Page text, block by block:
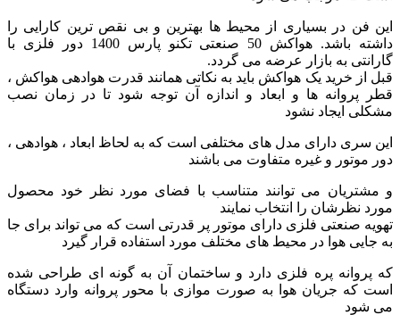
این فن در بسیاری از محیط ها بهترین و بی نقص ترین کارایی را
داشته باشد. هواکش 50 صنعتی تکنو پارس 1400 دور فلزی با
گارانتی به بازار عرضه می گردد.
قبل از خرید یک هواکش باید به نکاتی همانند قدرت هوادهی هواکش ،
قطر پروانه ها و ابعاد و اندازه آن توجه شود تا در زمان نصب
مشکلی ایجاد نشود
این سری دارای مدل های مختلفی است که به لحاظ ابعاد ، هوادهی ،
دور موتور و غیره متفاوت می باشند
و مشتریان می توانند متناسب با فضای مورد نظر خود محصول
مورد نظرشان را انتخاب نمایند
تهویه صنعتی فلزی دارای موتور پر قدرتی است که می تواند برای جا
به جایی هوا در محیط های مختلف مورد استفاده قرار گیرد
که پروانه پره فلزی دارد و ساختمان آن به گونه ای طراحی شده
است که جریان هوا به صورت موازی با محور پروانه وارد دستگاه
می شود